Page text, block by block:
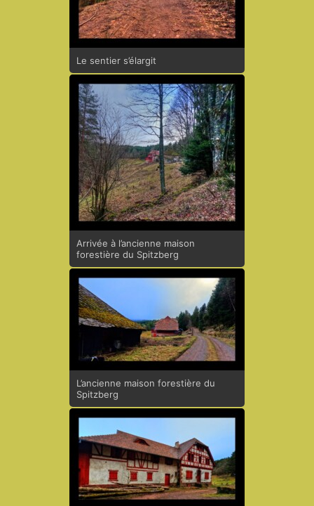
Le sentier s’élargit
Arrivée à l’ancienne maison
forestière du Spitzberg
L’ancienne maison forestière du
Spitzberg